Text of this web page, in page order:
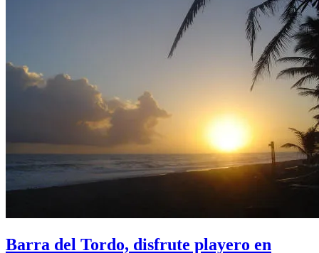
Barra del Tordo, disfrute playero en